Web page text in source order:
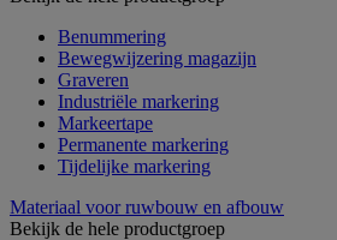
Benummering
Bewegwijzering magazijn
Graveren
Industriële markering
Markeertape
Permanente markering
Tijdelijke markering
Materiaal voor ruwbouw en afbouw
Bekijk de hele productgroep